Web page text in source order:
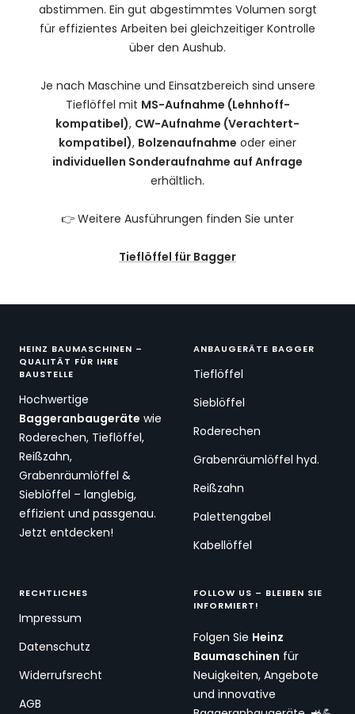
abstimmen. Ein gut abgestimmtes Volumen sorgt
für effizientes Arbeiten bei gleichzeitiger Kontrolle
über den Aushub.
Je nach Maschine und Einsatzbereich sind unsere
Tieflöffel mit MS-Aufnahme (Lehnhoff-
kompatibel), CW-Aufnahme (Verachtert-
kompatibel), Bolzenaufnahme oder einer
individuellen Sonderaufnahme auf Anfrage
erhältlich.
👉 Weitere Ausführungen finden Sie unter
Tieflöffel für Bagger
HEINZ BAUMASCHINEN –
QUALITÄT FÜR IHRE
BAUSTELLE
Hochwertige
Baggeranbaugeräte wie
Roderechen, Tieflöffel,
Reißzahn,
Grabenräumlöffel &
Sieblöffel – langlebig,
effizient und passgenau.
Jetzt entdecken!
ANBAUGERÄTE BAGGER
Tieflöffel
Sieblöffel
Roderechen
Grabenräumlöffel hyd.
Reißzahn
Palettengabel
Kabellöffel
RECHTLICHES
Impressum
Datenschutz
Widerrufsrecht
AGB
FOLLOW US – BLEIBEN SIE
INFORMIERT!
Folgen Sie Heinz
Baumaschinen für
Neuigkeiten, Angebote
und innovative